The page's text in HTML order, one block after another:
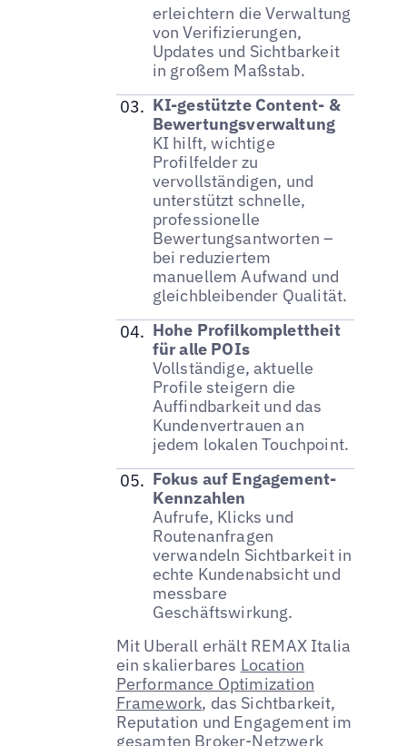
erleichtern die Verwaltung
von Verifizierungen,
Updates und Sichtbarkeit
in großem Maßstab.
KI-gestützte Content- &
Bewertungsverwaltung
KI hilft, wichtige
Profilfelder zu
vervollständigen, und
unterstützt schnelle,
professionelle
Bewertungsantworten –
bei reduziertem
manuellem Aufwand und
gleichbleibender Qualität.
Hohe Profilkomplettheit
für alle POIs
Vollständige, aktuelle
Profile steigern die
Auffindbarkeit und das
Kundenvertrauen an
jedem lokalen Touchpoint.
Fokus auf Engagement-
Kennzahlen
Aufrufe, Klicks und
Routenanfragen
verwandeln Sichtbarkeit in
echte Kundenabsicht und
messbare
Geschäftswirkung.
Mit Uberall erhält REMAX Italia
ein skalierbares Location
Performance Optimization
Framework, das Sichtbarkeit,
Reputation und Engagement im
gesamten Broker-Netzwerk